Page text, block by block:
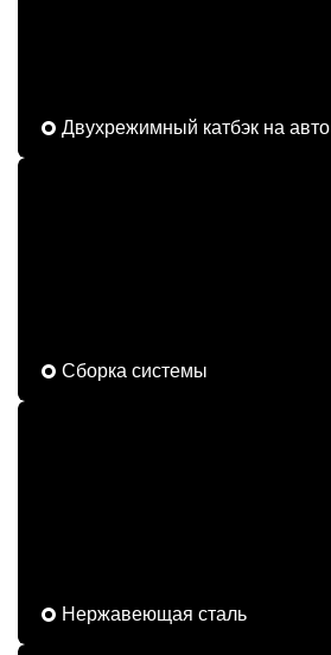
Двухрежимный катбэк на авто
Сборка системы
Нержавеющая сталь